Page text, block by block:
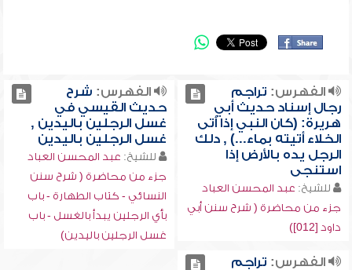
الفهرس: تراجم
رجال إسناد حديث أبي
هريرة: (كان النبي إذا أتى
الخلاء أتيته بماء...) , دلك
الرجل يده بالأرض إذا
استنجى
للشيخ: عبد المحسن العباد
جزء من محاضرة ( شرح سنن أبي
داود [012])
الفهرس: شرح
حديث القيسي في
غسل الرجلين باليدين ,
غسل الرجلين باليدين
للشيخ: عبد المحسن العباد
جزء من محاضرة ( شرح سنن
النسائي - كتاب الطهارة - باب
بأي الرجلين يبدأ بالغسل - باب
غسل الرجلين باليدين)
الفهرس: تراجم